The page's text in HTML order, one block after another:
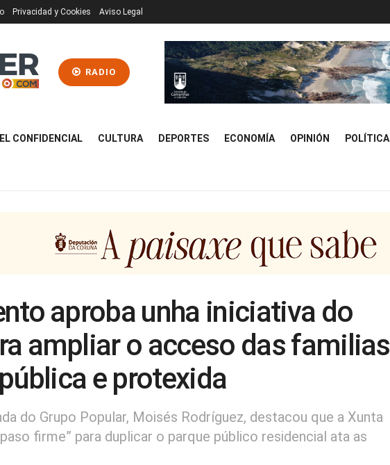
Privacidad y Cookies Aviso Legal
RADIO
EL CONFIDENCIAL CULTURA DEPORTES ECONOMÍA OPINIÓN POLÍTICA
aproba unha iniciativa do
ampliar o acceso das familias
e protexida
do Grupo Popular, Moisés Rodríguez, destacou que a Xunta
firme” para duplicar o parque público residencial ata as